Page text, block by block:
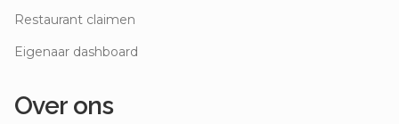
Restaurant claimen
Eigenaar dashboard
Over ons